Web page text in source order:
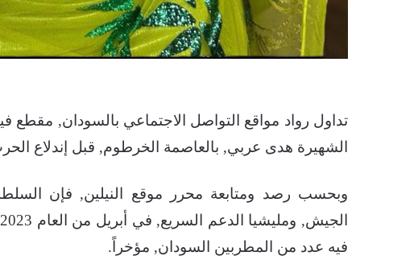
تداول رواد مواقع التواصل الاجتماعي بالسودان, مقطع
الشهيرة هدى عربي, بالعاصمة الخرطوم, قبل إندلاع
وبحسب رصد ومتابعة محرر موقع النيلين, فإن
فيه عدد من المطربين السودان, مؤخراً.